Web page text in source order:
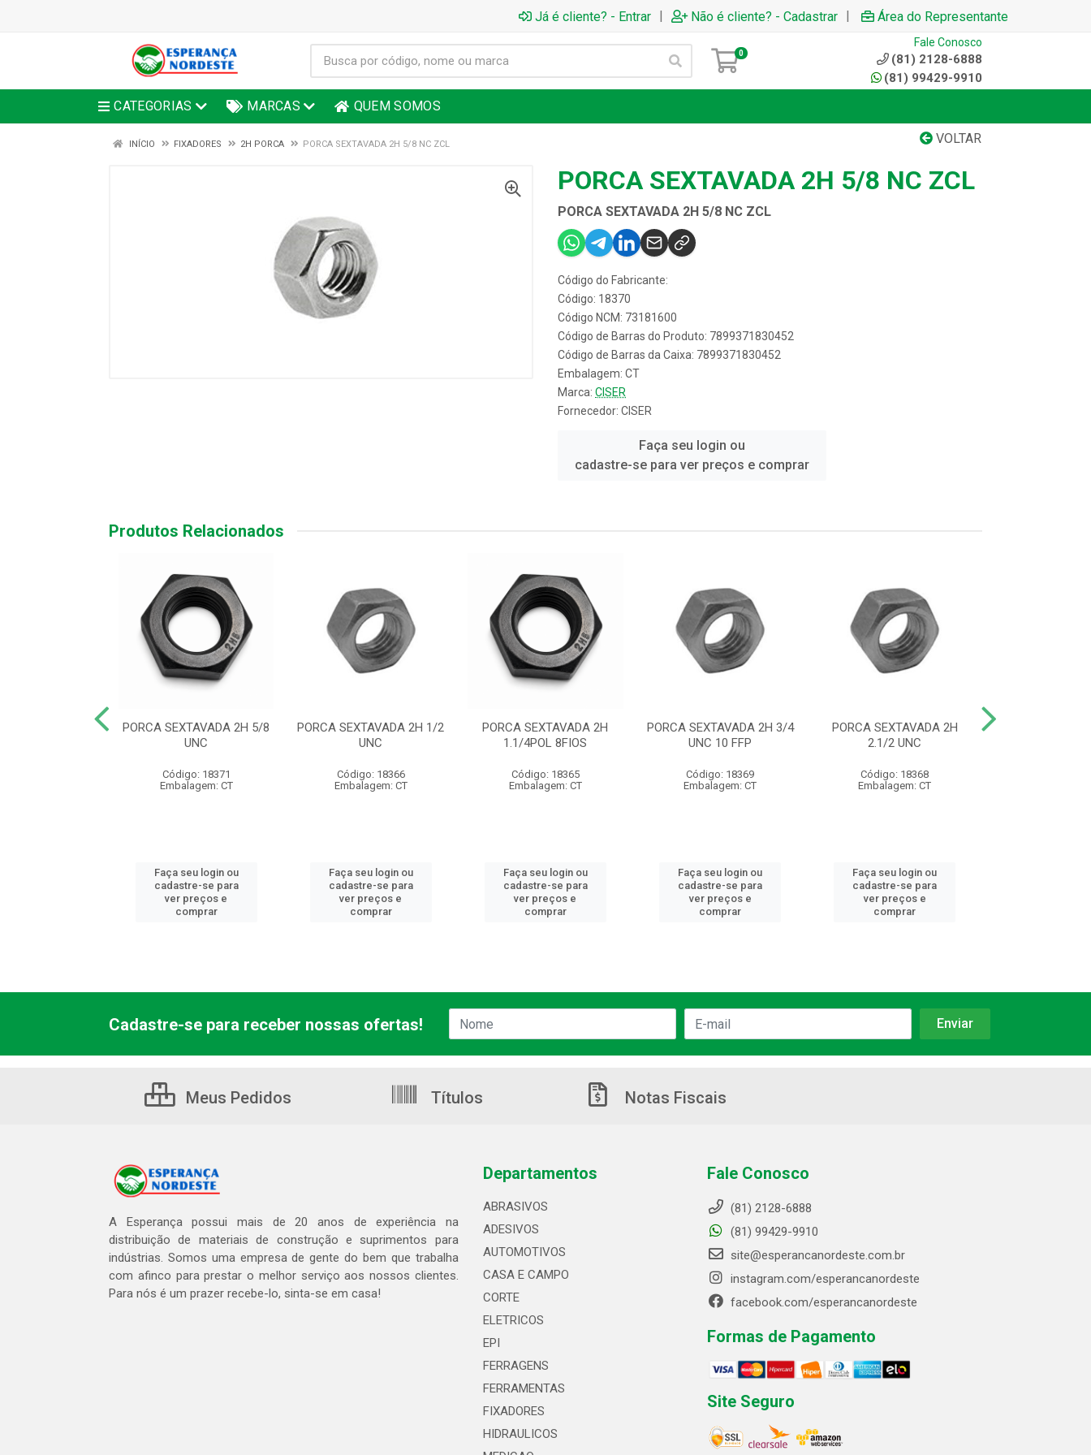
Já é cliente? - Entrar | Não é cliente? - Cadastrar | Área do Representante
0
Fale Conosco
(81) 2128-6888
(81) 99429-9910
CATEGORIAS MARCAS QUEM SOMOS
VOLTAR
INÍCIO FIXADORES 2H PORCA PORCA SEXTAVADA 2H 5/8 NC ZCL
PORCA SEXTAVADA 2H 5/8 NC ZCL
PORCA SEXTAVADA 2H 5/8 NC ZCL
Código do Fabricante:
Código: 18370
Código NCM: 73181600
Código de Barras do Produto: 7899371830452
Código de Barras da Caixa: 7899371830452
Embalagem: CT
Marca: CISER
Fornecedor: CISER
Faça seu login ou
cadastre-se para ver preços e comprar
Produtos Relacionados
PORCA SEXTAVADA 2H 5/8
UNC
Código: 18371
Embalagem: CT
Faça seu login ou
cadastre-se para
ver preços e
comprar
PORCA SEXTAVADA 2H 1/2
UNC
Código: 18366
Embalagem: CT
Faça seu login ou
cadastre-se para
ver preços e
comprar
PORCA SEXTAVADA 2H
1.1/4POL 8FIOS
Código: 18365
Embalagem: CT
Faça seu login ou
cadastre-se para
ver preços e
comprar
PORCA SEXTAVADA 2H 3/4
UNC 10 FFP
Código: 18369
Embalagem: CT
Faça seu login ou
cadastre-se para
ver preços e
comprar
PORCA SEXTAVADA 2H
2.1/2 UNC
Código: 18368
Embalagem: CT
Faça seu login ou
cadastre-se para
ver preços e
comprar
Cadastre-se para receber nossas ofertas!
Meus Pedidos Títulos Notas Fiscais
A Esperança possui mais de 20 anos de experiência na
distribuição de materiais de construção e suprimentos para
indústrias. Somos uma empresa de gente do bem que trabalha
com afinco para prestar o melhor serviço aos nossos clientes.
Para nós é um prazer recebe-lo, sinta-se em casa!
Departamentos
ABRASIVOS
ADESIVOS
AUTOMOTIVOS
CASA E CAMPO
CORTE
ELETRICOS
EPI
FERRAGENS
FERRAMENTAS
FIXADORES
HIDRAULICOS
Fale Conosco
(81) 2128-6888
(81) 99429-9910
site@esperancanordeste.com.br
instagram.com/esperancanordeste
facebook.com/esperancanordeste
Formas de Pagamento
Site Seguro